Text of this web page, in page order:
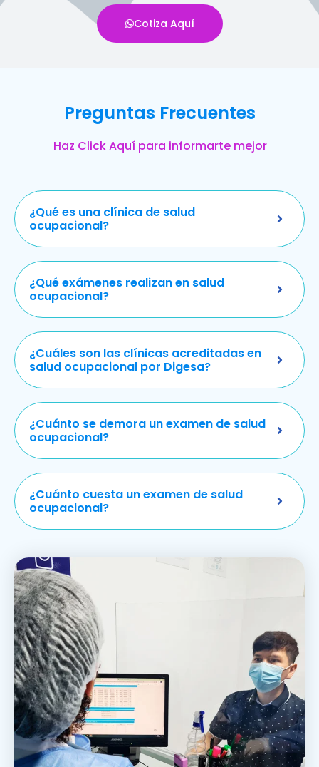
Cotiza Aquí
Preguntas Frecuentes
Haz Click Aquí para informarte mejor
¿Qué es una clínica de salud
ocupacional?
¿Qué exámenes realizan en salud
ocupacional?
¿Cuáles son las clínicas acreditadas en
salud ocupacional por Digesa?
¿Cuánto se demora un examen de salud
ocupacional?
¿Cuánto cuesta un examen de salud
ocupacional?